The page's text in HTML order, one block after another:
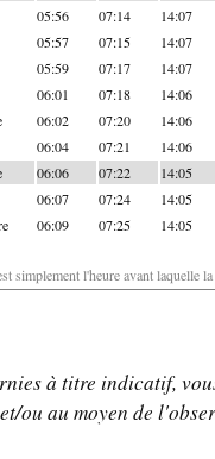
05:56 07:14 14:07
05:57 07:15 14:07
05:59 07:17 14:07
06:01 07:18 14:06
06:02 07:20 14:06
06:04 07:21 14:06
06:06 07:22 14:05
06:07 07:24 14:05
06:09 07:25 14:05
simplement l'heure avant laquelle
à titre indicatif,
ou au moyen de